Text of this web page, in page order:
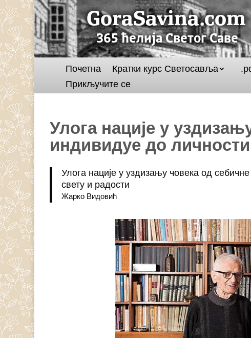
Почетна Кратки курс Светосавља
Прикључите се
Улога нације у
индивидуе до личности
Улога нације у уздизању човека од
свету и радости
Жарко Видовић